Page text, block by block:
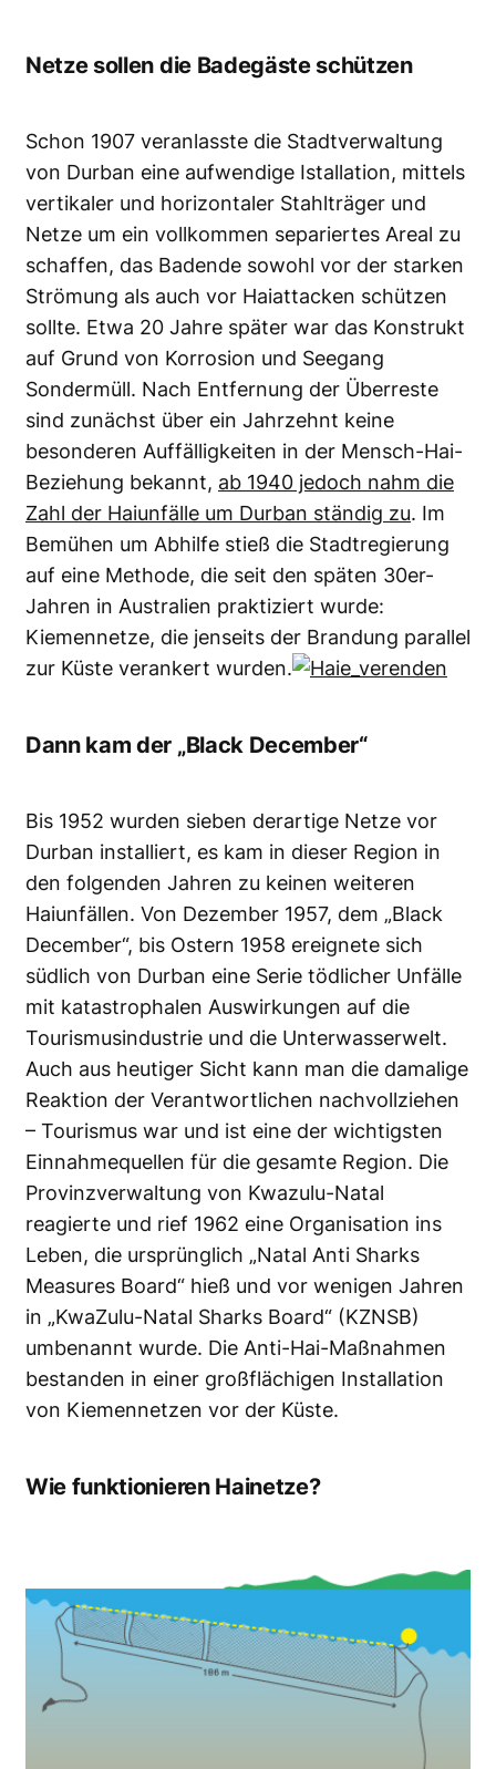
Netze sollen die Badegäste schützen
Schon 1907 veranlasste die Stadtverwaltung
von Durban eine aufwendige Istallation, mittels
vertikaler und horizontaler Stahlträger und
Netze um ein vollkommen separiertes Areal zu
schaffen, das Badende sowohl vor der starken
Strömung als auch vor Haiattacken schützen
sollte. Etwa 20 Jahre später war das Konstrukt
auf Grund von Korrosion und Seegang
Sondermüll. Nach Entfernung der Überreste
sind zunächst über ein Jahrzehnt keine
besonderen Auffälligkeiten in der Mensch-Hai-
Beziehung bekannt, ab 1940 jedoch nahm die
Zahl der Haiunfälle um Durban ständig zu. Im
Bemühen um Abhilfe stieß die Stadtregierung
auf eine Methode, die seit den späten 30er-
Jahren in Australien praktiziert wurde:
Kiemennetze, die jenseits der Brandung parallel
zur Küste verankert wurden.
Dann kam der „Black December“
Bis 1952 wurden sieben derartige Netze vor
Durban installiert, es kam in dieser Region in
den folgenden Jahren zu keinen weiteren
Haiunfällen. Von Dezember 1957, dem „Black
December“, bis Ostern 1958 ereignete sich
südlich von Durban eine Serie tödlicher Unfälle
mit katastrophalen Auswirkungen auf die
Tourismusindustrie und die Unterwasserwelt.
Auch aus heutiger Sicht kann man die damalige
Reaktion der Verantwortlichen nachvollziehen
– Tourismus war und ist eine der wichtigsten
Einnahmequellen für die gesamte Region. Die
Provinzverwaltung von Kwazulu-Natal
reagierte und rief 1962 eine Organisation ins
Leben, die ursprünglich „Natal Anti Sharks
Measures Board“ hieß und vor wenigen Jahren
in „KwaZulu-Natal Sharks Board“ (KZNSB)
umbenannt wurde. Die Anti-Hai-Maßnahmen
bestanden in einer großflächigen Installation
von Kiemennetzen vor der Küste.
Wie funktionieren Hainetze?